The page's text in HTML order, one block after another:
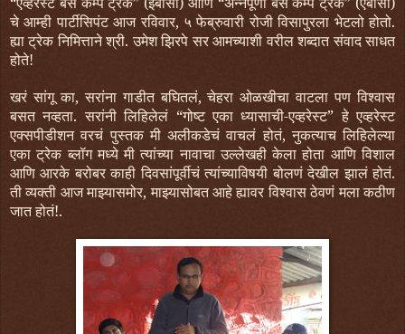
चे आम्ही पार्टीसिपंट आज रविवार, ५ फेब्रुवारी रोजी विसापुरला भेटलो होतो.
ह्या ट्रेक निमित्ताने श्री. उमेश झिरपे सर आमच्याशी वरील शब्दात संवाद साधत
होते!
खरं सांगू का, सरांना गाडीत बघितलं, चेहरा ओळखीचा वाटला पण विश्वास
बसत नव्हता. सरांनी लिहिलेलं “गोष्ट एका ध्यासाची-एव्हरेस्ट” हे एव्हरेस्ट
एक्सपीडीशन वरचं पुस्तक मी अलीकडेचं वाचलं होतं, नुकत्याच लिहिलेल्या
एका ट्रेक ब्लॉग मध्ये मी त्यांच्या नावाचा उल्लेखही केला होता आणि विशाल
आणि आरके बरोबर काही दिवसांपूर्वीचं त्यांच्याविषयी बोलणं देखील झालं होतं.
ती व्यक्ती आज माझ्यासमोर, माझ्यासोबत आहे ह्यावर विश्वास ठेवणं मला कठीण
जात होतं!.